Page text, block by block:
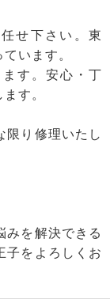
せ下さい。東
います。
す。安心・丁
す。
限り修理いたし
みを解決できる
子をよろしくお